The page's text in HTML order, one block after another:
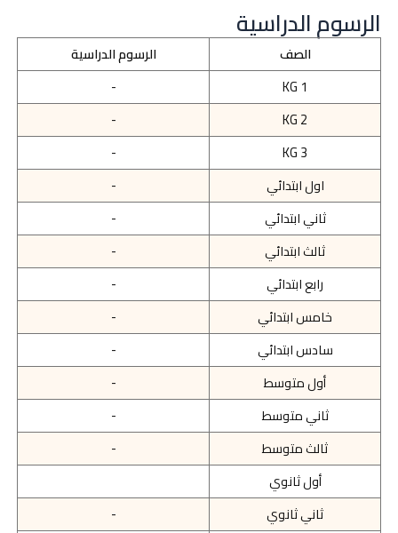
الرسوم الدراسية
الصف
الرسوم الدراسية
KG 1
-
KG 2
-
KG 3
-
اول ابتدائي
-
ثاني ابتدائي
-
ثالث ابتدائي
-
رابع ابتدائي
-
خامس ابتدائي
-
سادس ابتدائي
-
أول متوسط
-
ثاني متوسط
-
ثالث متوسط
-
أول ثانوي
ثاني ثانوي
-